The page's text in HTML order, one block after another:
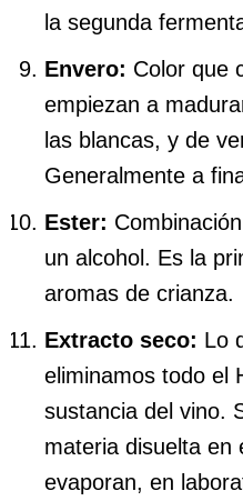
la segunda
Envero: Color que
empiezan a
las blancas, y de
Generalmente a
Ester:
un alcohol. Es la
aromas de crianza.
Extracto seco: Lo
eliminamos todo el
sustancia del vino.
materia disuelta en
evaporan, en